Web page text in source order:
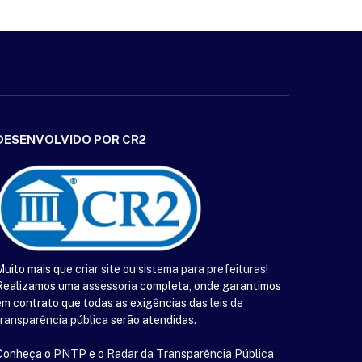
POR CR2
mais que criar site ou sistema para prefeituras!
uma assessoria completa, onde garantimos
contrato que todas as exigências das leis de
pública serão atendidas.
o PNTP e o Radar da Transparência Pública